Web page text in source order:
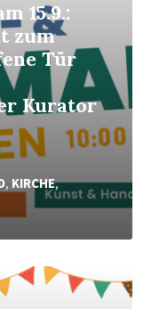
15.9.:
zum
Tür
Kurator
, KIRCHE,